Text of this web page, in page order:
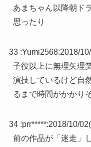
あまちゃん以降朝ド
思ったり
33 :Yumi2568:2018/
子役以上に無理矢理
演技しているけど自
るまで時間がかかり
34 :prr*****:2018/10/
前の作品が「迷走」